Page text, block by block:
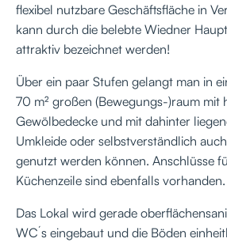
flexibel nutzbare Geschäftsfläche in
kann durch die belebte Wiedner
attraktiv bezeichnet werden!
Über ein paar Stufen gelangt man in
70 m² großen (Bewegungs-)raum mit
Gewölbedecke und mit dahinter
Umkleide oder selbstverständlich
genutzt werden können. Anschlüsse
Küchenzeile sind ebenfalls vorhanden.
Das Lokal wird gerade
WC´s eingebaut und die Böden